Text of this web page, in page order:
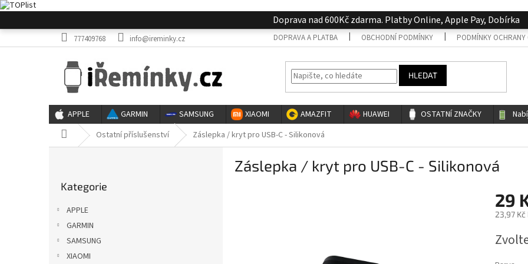
na
Doprava nad 600Kč zdarma. Platby Online, Apple Pay, Dobírka
777409768 info@ireminky.cz DOPRAVA A PLATBA OBCHODNÍ PODMÍNKY PODMÍNKY OCHRANY
HLEDAT
APPLE GARMIN SAMSUNG XIAOMI AMAZFIT HUAWEI OSTATNÍ ZNAČKY
Domů Ostatní příslušenství Záslepka / kryt pro USB-C - Silikonová
kategorie
Kategorie
APPLE
GARMIN
SAMSUNG
XIAOMI
Záslepka / kryt pro USB-C - Silikonová
29
23,97 Kč
cena: